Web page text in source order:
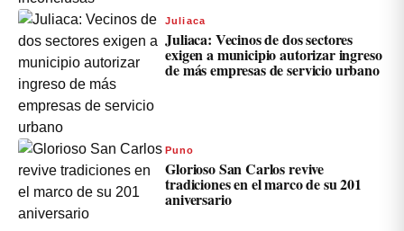
Juliaca
Juliaca: Vecinos de dos sectores
exigen a municipio autorizar ingreso
de más empresas de servicio urbano
Puno
Glorioso San Carlos revive
tradiciones en el marco de su 201
aniversario